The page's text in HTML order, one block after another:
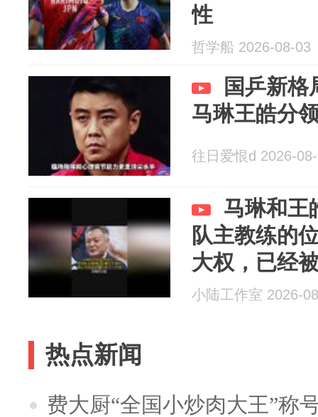
性
哲学船 2026-08-03
国乒新格
马琳王皓分
往日爱恨d 2026-
马琳和王
队主教练的
大权，已经
小陆工作室 2026-
热点新闻
费大厨“全国小炒肉大王”称